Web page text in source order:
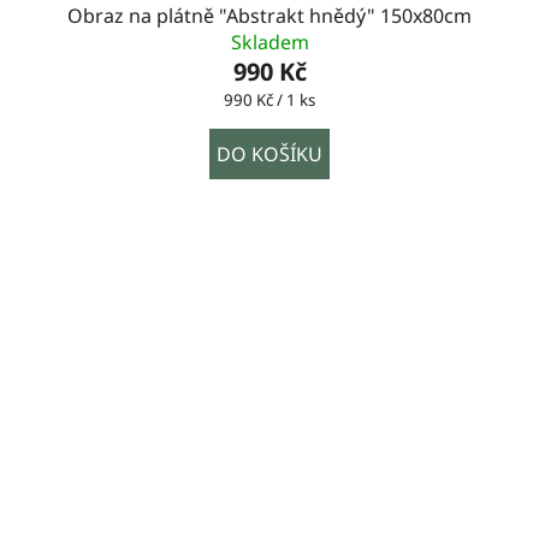
Obraz na plátně "Abstrakt hnědý" 150x80cm
Skladem
990 Kč
Měrná
990 Kč / 1 ks
DO KOŠÍKU